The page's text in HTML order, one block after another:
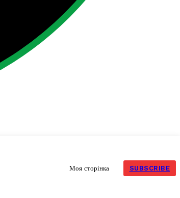
Моя сторінка SUBSCRIBE